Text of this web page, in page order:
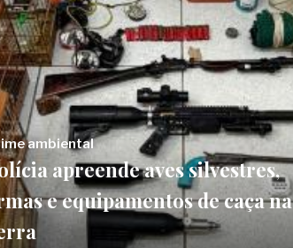
ambiental
apreende aves silvestres,
e equipamentos de caça na